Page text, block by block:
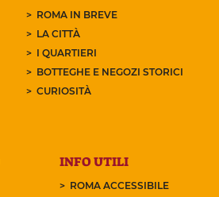
ROMA IN BREVE
LA CITTÀ
I QUARTIERI
BOTTEGHE E NEGOZI STORICI
CURIOSITÀ
INFO UTILI
ROMA ACCESSIBILE